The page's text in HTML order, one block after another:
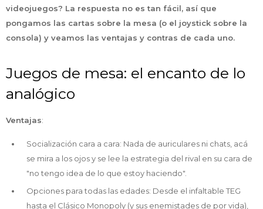
videojuegos? La respuesta no es tan fácil, así que
pongamos las cartas sobre la mesa (o el joystick sobre la
consola) y veamos las ventajas y contras de cada uno.
Juegos de mesa: el encanto de lo
analógico
Ventajas:
Socialización cara a cara: Nada de auriculares ni chats, acá
se mira a los ojos y se lee la estrategia del rival en su cara de
"no tengo idea de lo que estoy haciendo".
Opciones para todas las edades: Desde el infaltable TEG
hasta el Clásico Monopoly (y sus enemistades de por vida),